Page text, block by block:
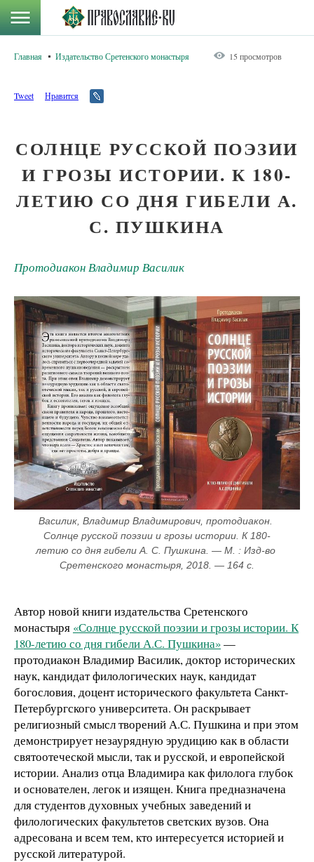
Главная Издательство Сретенского монастыря 15 просмотров
Tweet Нравится
СОЛНЦЕ РУССКОЙ ПОЭЗИИ
И ГРОЗЫ ИСТОРИИ. К 180-
ЛЕТИЮ СО ДНЯ ГИБЕЛИ А.
С. ПУШКИНА
Протодиакон Владимир Василик
Василик, Владимир Владимирович, протодиакон.
Солнце русской поэзии и грозы истории. К 180-
летию со дня гибели А. С. Пушкина. — М. : Изд-во
Сретенского монастыря, 2018. — 164 с.
Автор новой книги издательства Сретенского
монастыря «Солнце русской поэзии и грозы истории. К
180-летию со дня гибели А.С. Пушкина»—
протодиакон Владимир Василик, доктор исторических
наук, кандидат филологических наук, кандидат
богословия, доцент исторического факультета Санкт-
Петербургского университета. Он раскрывает
религиозный смысл творений А.С. Пушкина и при этом
демонстрирует незаурядную эрудицию как в области
святоотеческой мысли, так и русской, и европейской
истории. Анализ отца Владимира как филолога глубок
и основателен, легок и изящен. Книга предназначена
для студентов духовных учебных заведений и
филологических факультетов светских вузов. Она
адресована и всем тем, кто интересуется историей и
русской литературой.